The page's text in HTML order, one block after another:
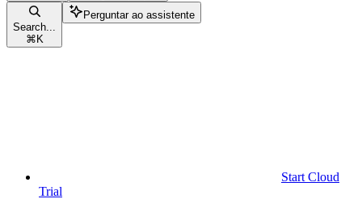
Search...
⌘ K
Perguntar ao assistente
Start Cloud
Trial